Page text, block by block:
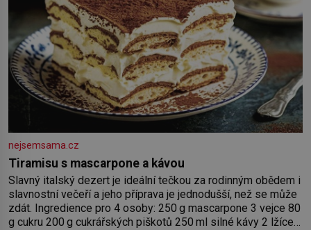
nejsemsama.cz
Tiramisu s mascarpone a kávou
Slavný italský dezert je ideální tečkou za rodinným obědem i
slavnostní večeří a jeho příprava je jednodušší, než se může
zdát. Ingredience pro 4 osoby: 250 g mascarpone 3 vejce 80
g cukru 200 g cukrářských piškotů 250 ml silné kávy 2 lžíce